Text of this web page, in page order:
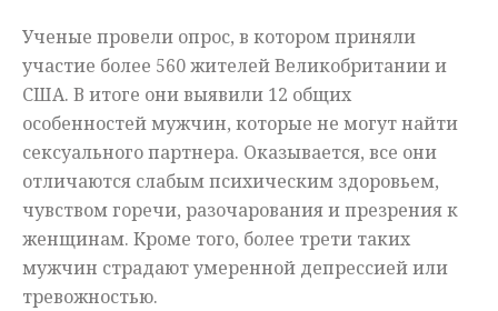
Ученые провели опрос, в котором приняли
участие более 560 жителей Великобритании и
США. В итоге они выявили 12 общих
особенностей мужчин, которые не могут найти
сексуального партнера. Оказывается, все они
отличаются слабым психическим здоровьем,
чувством горечи, разочарования и презрения к
женщинам. Кроме того, более трети таких
мужчин страдают умеренной депрессией или
тревожностью.